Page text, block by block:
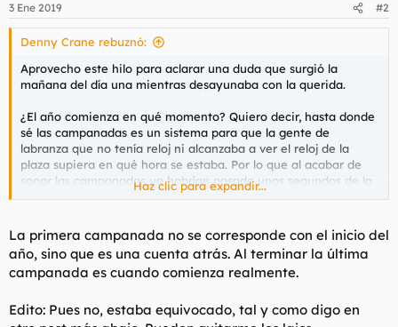
3 Ene 2019 #2
Denny Crane rebuznó:
Aprovecho este hilo para aclarar una duda que surgió la
mañana del día una mientras desayunaba con la querida.
¿El año comienza en qué momento? Quiero decir, hasta donde
sé las campanadas es un sistema para que la gente de
labranza que no tenía reloj ni alcanzaba a ver el reloj de la
plaza supiera en qué hora se estaba. Por lo que al acabar de
sonar las campanadas ya habrían pasado unos segundos de la
hora anunciada. ¿Esto es así o las campanadas se dan con
coincida con el último segundo de la hora anterior?
Si lo que ocurre es lo primero, entonces, al acabar las
campanadas y felicitarnos el año nuevo, realmente lo
de retraso. Esto implica que el primer post del año no sería el
Haz clic para expandir...
La primera campanada no se corresponde con el inicio del
año, sino que es una cuenta atrás. Al terminar la última
campanada es cuando comienza realmente.
Edito: Pues no, estaba equivocado, tal y como digo en